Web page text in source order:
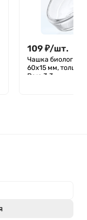
109₽/шт.
Чашка
60х15 мм, толщ.
Boro 3.3